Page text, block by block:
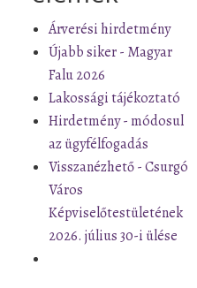
Árverési hirdetmény
Újabb siker - Magyar
Falu 2026
Lakossági tájékoztató
Hirdetmény - módosul
az ügyfélfogadás
Visszanézhető - Csurgó
Város
Képviselőtestületének
2026. július 30-i ülése